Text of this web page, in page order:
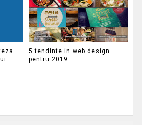
5 tendinte in web design
pentru 2019